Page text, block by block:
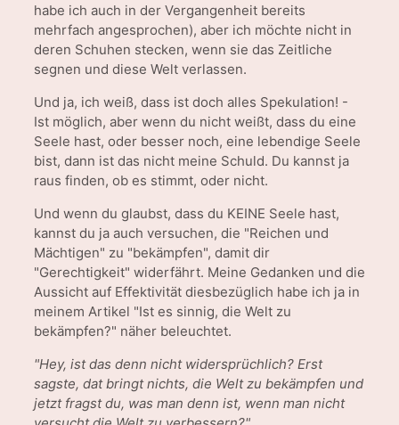
habe ich auch in der Vergangenheit bereits
mehrfach angesprochen), aber ich möchte nicht in
deren Schuhen stecken, wenn sie das Zeitliche
segnen und diese Welt verlassen.
Und ja, ich weiß, dass ist doch alles Spekulation! -
Ist möglich, aber wenn du nicht weißt, dass du eine
Seele hast, oder besser noch, eine lebendige Seele
bist, dann ist das nicht meine Schuld. Du kannst ja
raus finden, ob es stimmt, oder nicht.
Und wenn du glaubst, dass du KEINE Seele hast,
kannst du ja auch versuchen, die "Reichen und
Mächtigen" zu "bekämpfen", damit dir
"Gerechtigkeit" widerfährt. Meine Gedanken und die
Aussicht auf Effektivität diesbezüglich habe ich ja in
meinem Artikel "Ist es sinnig, die Welt zu
bekämpfen?" näher beleuchtet.
"Hey, ist das denn nicht widersprüchlich? Erst
sagste, dat bringt nichts, die Welt zu bekämpfen und
jetzt fragst du, was man denn ist, wenn man nicht